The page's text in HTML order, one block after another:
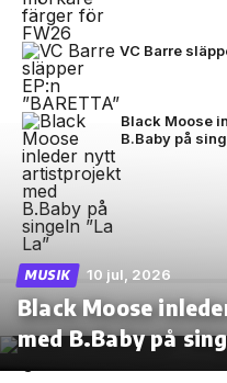
VC Barre
Black Moose
B.Baby på
MUSIK 10 jul, 2026
Black Moose
med B.Baby på